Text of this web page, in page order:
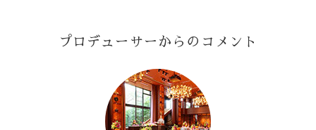
プロデューサーからのコメント